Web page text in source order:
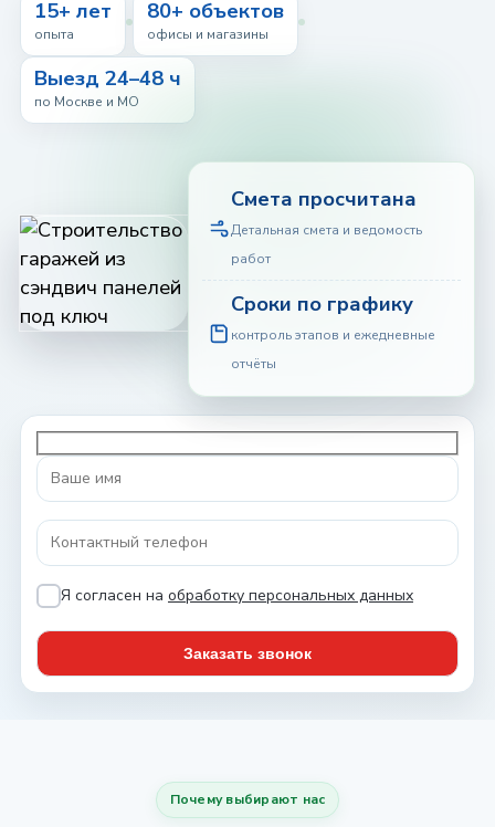
15+ лет
опыта
80+ объектов
офисы и магазины
Выезд 24–48 ч
по Москве и МО
Смета просчитана
Детальная смета и ведомость
работ
Сроки по графику
контроль этапов и ежедневные
отчёты
Я согласен на обработку персональных данных
Почему выбирают нас